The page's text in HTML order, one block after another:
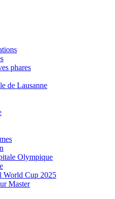
phares
de Lausanne
Olympique
World Cup 2025
Master